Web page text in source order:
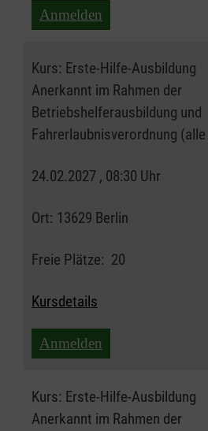
Anmelden
Kurs: Erste-Hilfe-Ausbildung
Anerkannt im Rahmen der
Betriebshelferausbildung und
Fahrerlaubnisverordnung
24.02.2027 , 08:30 Uhr
Ort: 13629 Berlin
Freie Plätze: 20
Kursdetails
Anmelden
Kurs: Erste-Hilfe-Ausbildung
Anerkannt im Rahmen der